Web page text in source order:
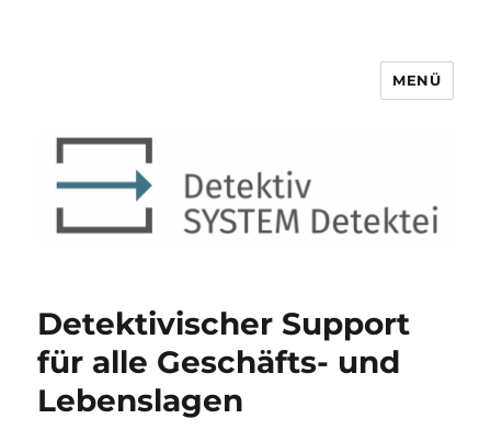
Detektiv SYSTEM Detektei ®
MENÜ
Detektivischer Support
für alle Geschäfts- und
Lebenslagen